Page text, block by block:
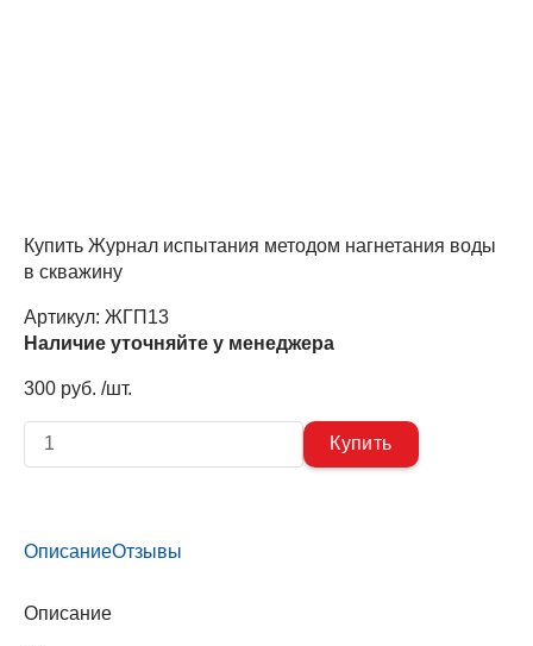
Купить Журнал испытания методом нагнетания воды
в скважину
Артикул: ЖГП13
Наличие уточняйте у менеджера
300 руб. /шт.
ОписаниеОтзывы
Описание